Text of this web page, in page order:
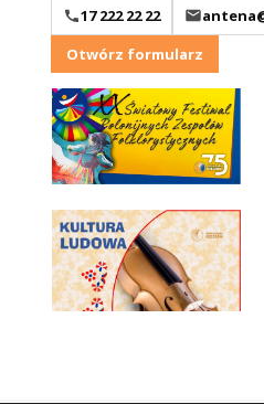
17 222 22 22
Otwórz formularz